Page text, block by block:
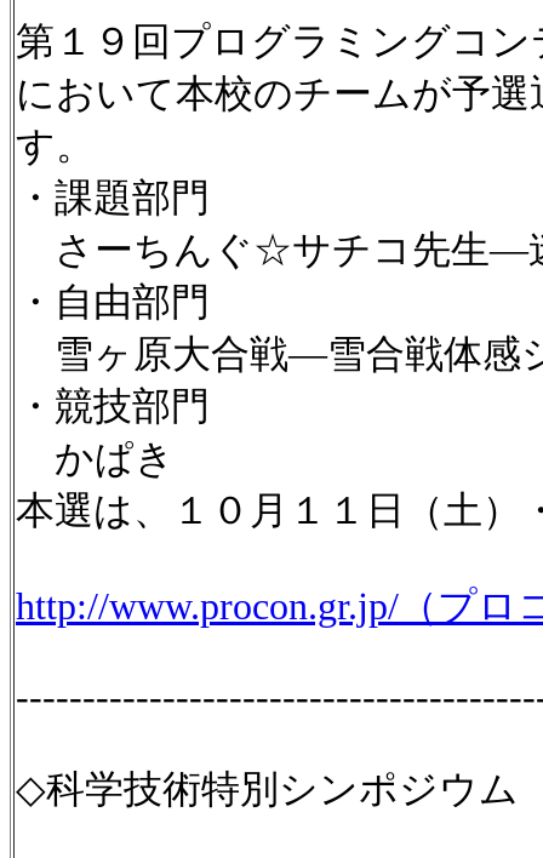
第１９回プログラミングコ
において本校のチームが予
す。
・課題部門
さーちんぐ☆サチコ先生―
・自由部門
雪ヶ原大合戦―雪合戦体感
・競技部門
かぱき
本選は、１０月１１日（土
http://www.procon.gr.jp/（プロ
◇科学技術特別シンポジウム